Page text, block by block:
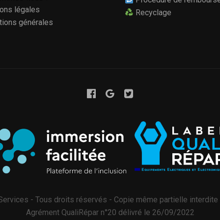
légales
générales
Recyclage
- Tous droits réservés - Copie même partielle interdite
Agrément QualiRépar n°20 délivré le 26/09/2022